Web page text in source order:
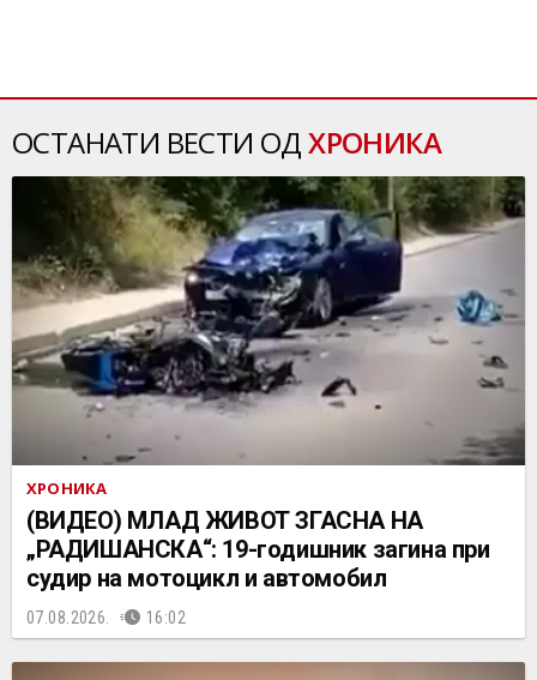
ОСТАНАТИ ВЕСТИ ОДХРОНИКА
ХРОНИКА
(ВИДЕО) МЛАД ЖИВОТ ЗГАСНА НА
„РАДИШАНСКА“: 19-годишник загина при
судир на мотоцикл и автомобил
07.08.2026. 16:02